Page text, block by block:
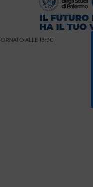
ALLE 13:30